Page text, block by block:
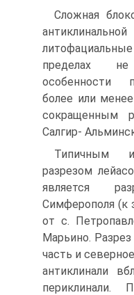
Сложная
пределах
особенности
более или
сокращенным
Салгир-
Типичным
разрезом
является
Симферополя (к
от с.
Марьино.
часть и
антиклинали
периклинали.